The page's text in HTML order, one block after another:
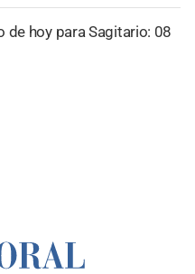
de hoy para Sagitario: 08